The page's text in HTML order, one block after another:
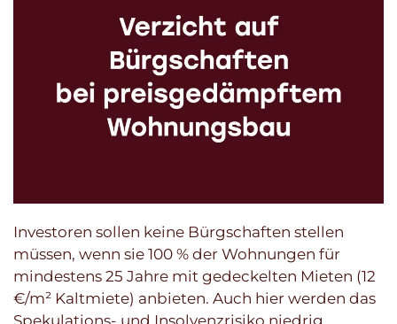
Investoren sollen keine Bürgschaften stellen
müssen, wenn sie 100 % der Wohnungen für
mindestens 25 Jahre mit gedeckelten Mieten (12
€/m² Kaltmiete) anbieten. Auch hier werden das
Spekulations- und Insolvenzrisiko niedrig